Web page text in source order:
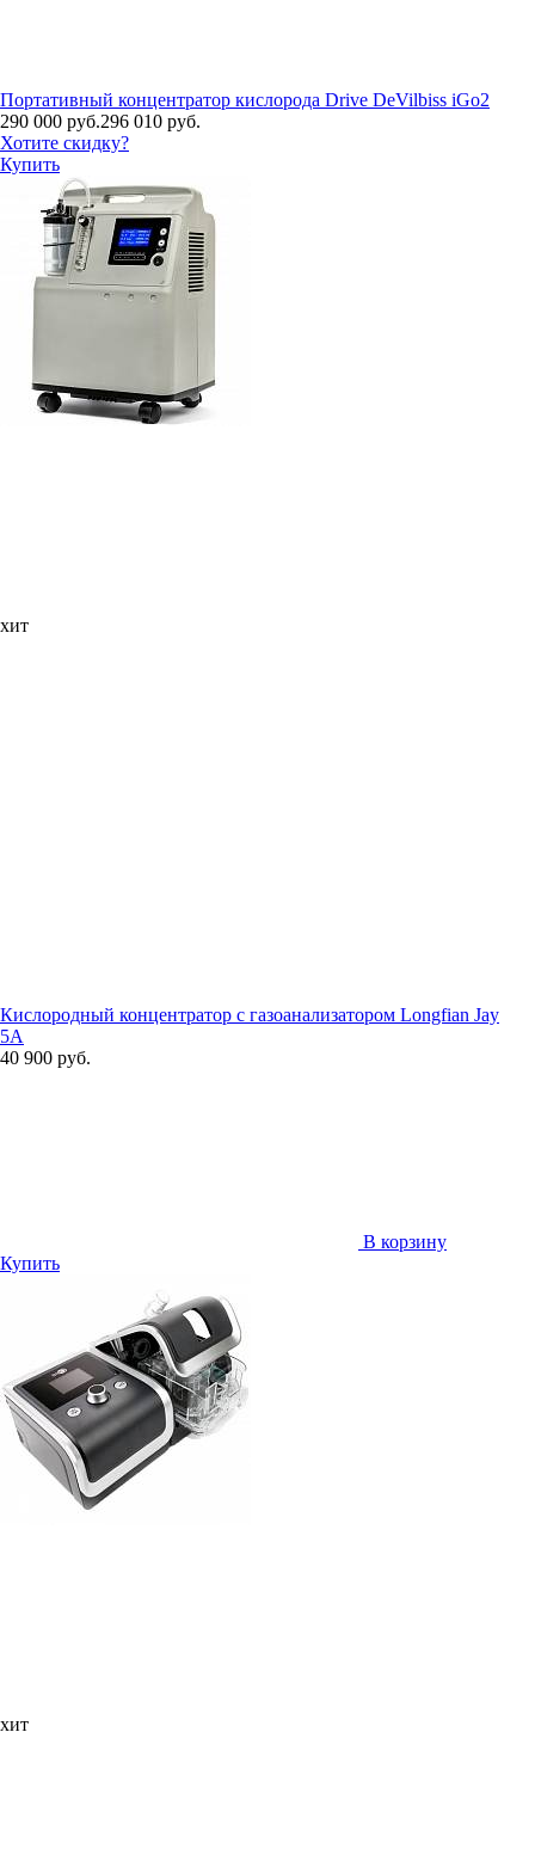
Портативный концентратор кислорода Drive DeVilbiss iGo2
290 000 руб.296 010 руб.
Хотите скидку?
Купить
хит
Кислородный концентратор с газоанализатором Longfian Jay
5A
40 900 руб.
В корзину
Купить
хит